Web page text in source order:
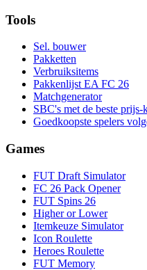
Tools
Sel. bouwer
Pakketten
Verbruiksitems
Pakkenlijst EA FC 26
Matchgenerator
SBC's met de beste
Goedkoopste spelers
Games
FUT Draft Simulator
FC 26 Pack Opener
FUT Spins 26
Higher or Lower
Itemkeuze Simulator
Icon Roulette
Heroes Roulette
FUT Memory